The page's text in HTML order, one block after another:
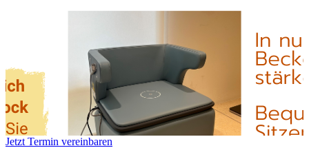
Jetzt Termin vereinbaren